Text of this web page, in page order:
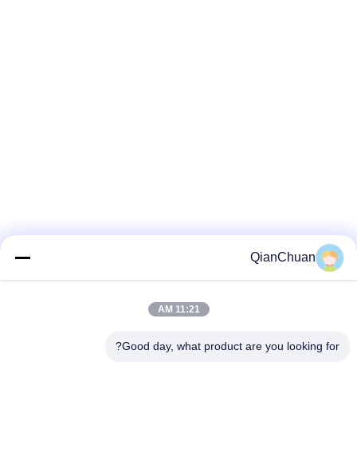
QianChuan
11:21 AM
Good day, what product are you looking for?